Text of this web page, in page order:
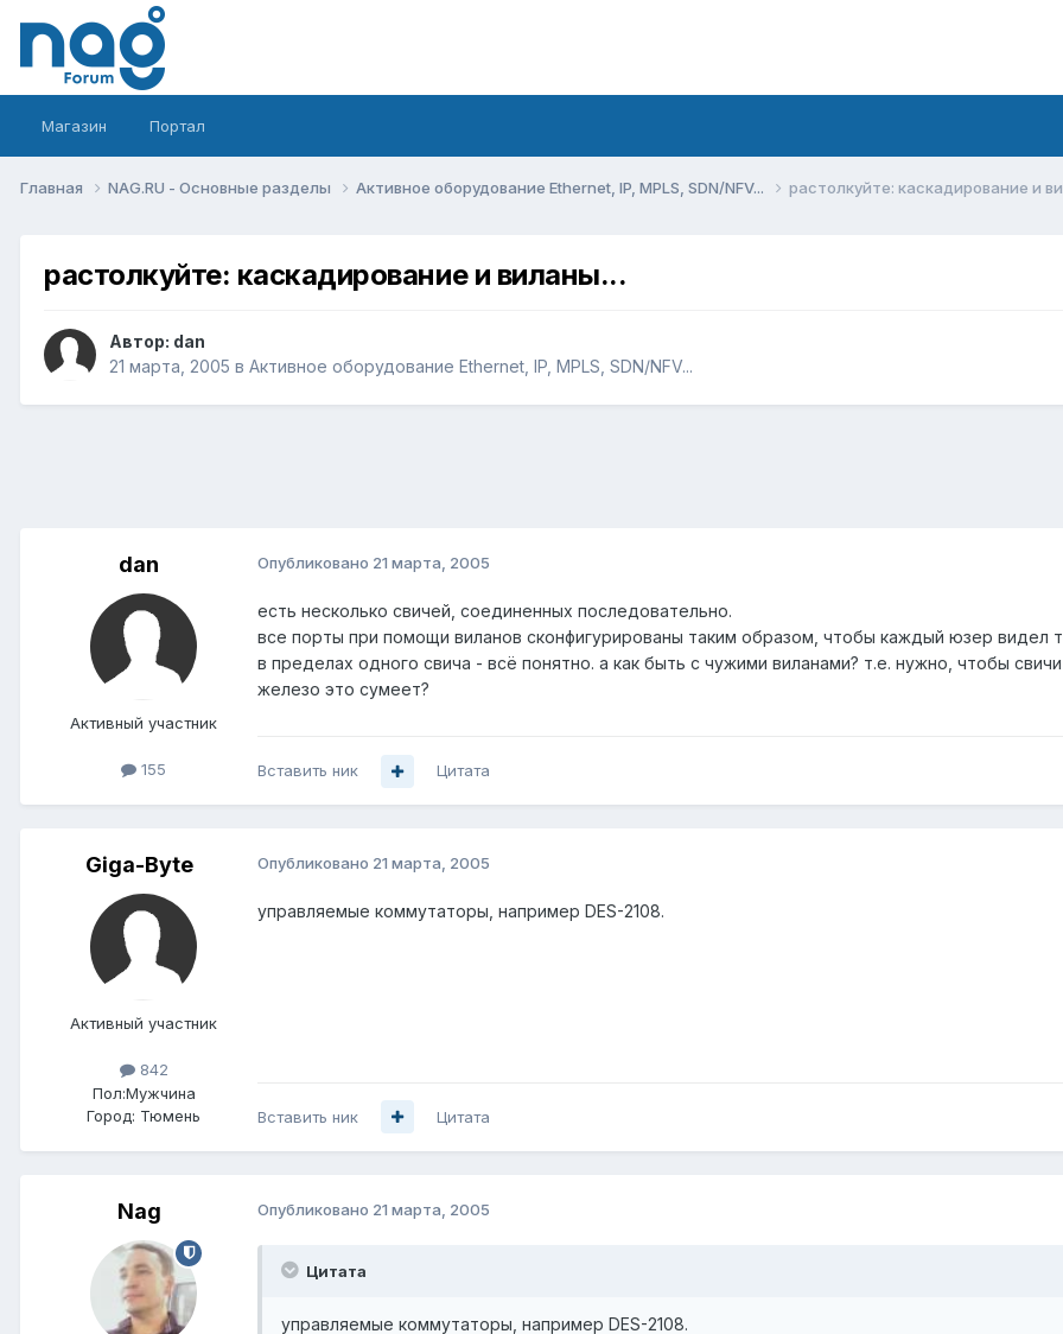
Магазин Портал
Главная NAG.RU - Основные разделы Активное оборудование Ethernet, IP, MPLS, SDN/NFV... растолкуйте: каскадирование и
растолкуйте: каскадирование и виланы...
Автор: dan
21 марта, 2005 в Активное оборудование Ethernet, IP, MPLS, SDN/NFV...
dan
Активный участник
155
Опубликовано 21 марта, 2005
есть несколько свичей, соединенных последовательно.
все порты при помощи виланов сконфигурированы таким образом, чтобы каждый юзер видел
в пределах одного свича - всё понятно. а как быть с чужими виланами? т.е. нужно, чтобы
железо это сумеет?
Вставить ник Цитата
Giga-Byte
Активный участник
842
Пол:Мужчина
Город: Тюмень
Опубликовано 21 марта, 2005
управляемые коммутаторы, например DES-2108.
Вставить ник Цитата
Nag Опубликовано 21 марта, 2005
Цитата
управляемые коммутаторы, например DES-2108.